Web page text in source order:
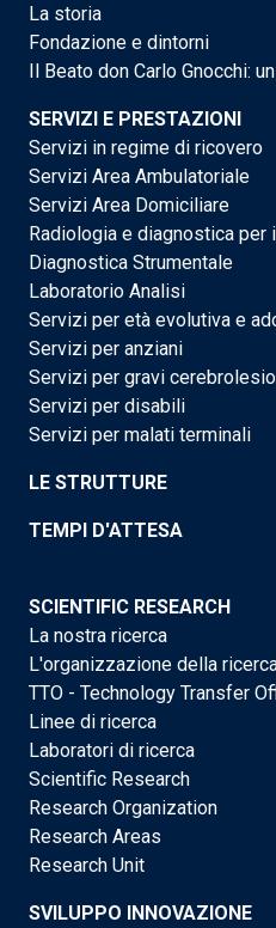
La storia
Fondazione e dintorni
Il Beato don Carlo Gnocchi:
SERVIZI E PRESTAZIONI
Servizi in regime di ricovero
Servizi Area Ambulatoriale
Servizi Area Domiciliare
Radiologia e diagnostica per
Diagnostica Strumentale
Laboratorio Analisi
Servizi per età evolutiva e
Servizi per anziani
Servizi per gravi
Servizi per disabili
Servizi per malati terminali
LE STRUTTURE
TEMPI D'ATTESA
SCIENTIFIC RESEARCH
La nostra ricerca
L'organizzazione della
TTO - Technology Transfer
Linee di ricerca
Laboratori di ricerca
Scientific Research
Research Organization
Research Areas
Research Unit
SVILUPPO INNOVAZIONE